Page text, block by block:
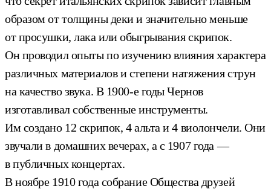
образом от толщины деки и значительно меньше
от просушки, лака или обыгрывания скрипок.
Он проводил опыты по изучению влияния характера
различных материалов и степени натяжения струн
на качество звука. В 1900-е годы Чернов
изготавливал собственные инструменты.
Им создано 12 скрипок, 4 альта и 4 виолончели. Они
звучали в домашних вечерах, а с 1907 года —
в публичных концертах.
В ноябре 1910 года собрание Общества друзей